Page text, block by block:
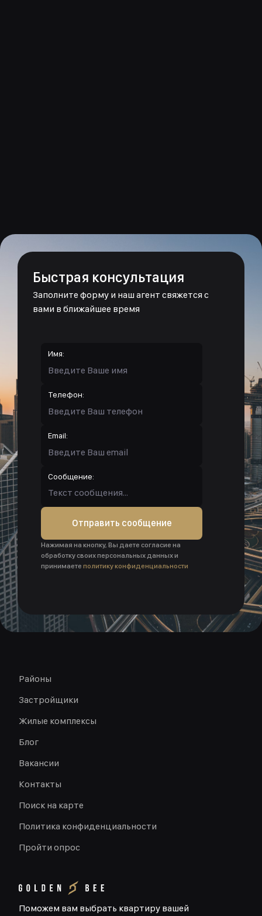
Быстрая консультация
Заполните форму и наш агент свяжется с
вами в ближайшее время
Имя:
Телефон:
Email:
Сообщение:
Отправить сообщение
Нажимая на кнопку, Вы даете согласие на
обработку своих персональных данных и
принимаете политику конфиденциальности
Поможем вам выбрать квартиру вашей
Районы
Застройщики
Жилые комплексы
Блог
Вакансии
Контакты
Поиск на карте
Политика конфиденциальности
Пройти опрос